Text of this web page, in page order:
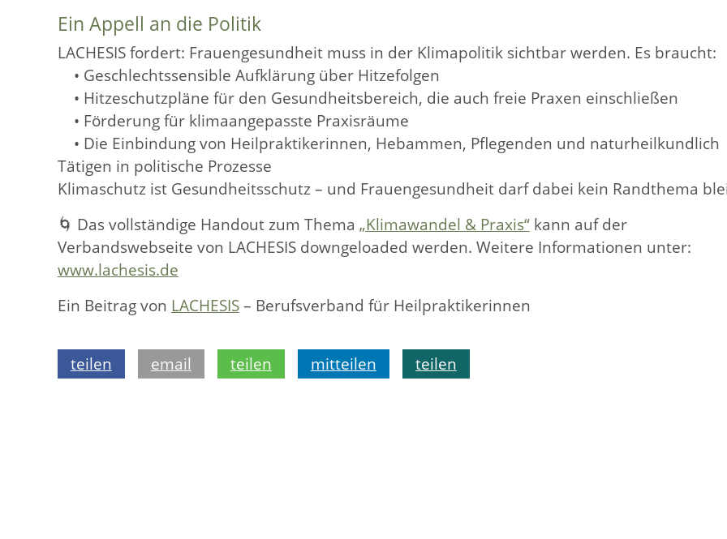
Ein Appell an die Politik
LACHESIS fordert: Frauengesundheit muss in der Klimapolitik sichtbar werden. Es braucht:
• Geschlechtssensible Aufklärung über Hitzefolgen
• Hitzeschutzpläne für den Gesundheitsbereich, die auch freie Praxen einschließen
• Förderung für klimaangepasste Praxisräume
• Die Einbindung von Heilpraktikerinnen, Hebammen, Pflegenden und naturheilkundlich
Tätigen in politische Prozesse
Klimaschutz ist Gesundheitsschutz – und Frauengesundheit darf dabei kein Randthema
🌀 Das vollständige Handout zum Thema „Klimawandel & Praxis“kann auf der
Verbandswebseite von LACHESIS downgeloaded werden. Weitere Informationen unter:
www.lachesis.de
Ein Beitrag von LACHESIS– Berufsverband für Heilpraktikerinnen
teilen email teilen mitteilen teilen